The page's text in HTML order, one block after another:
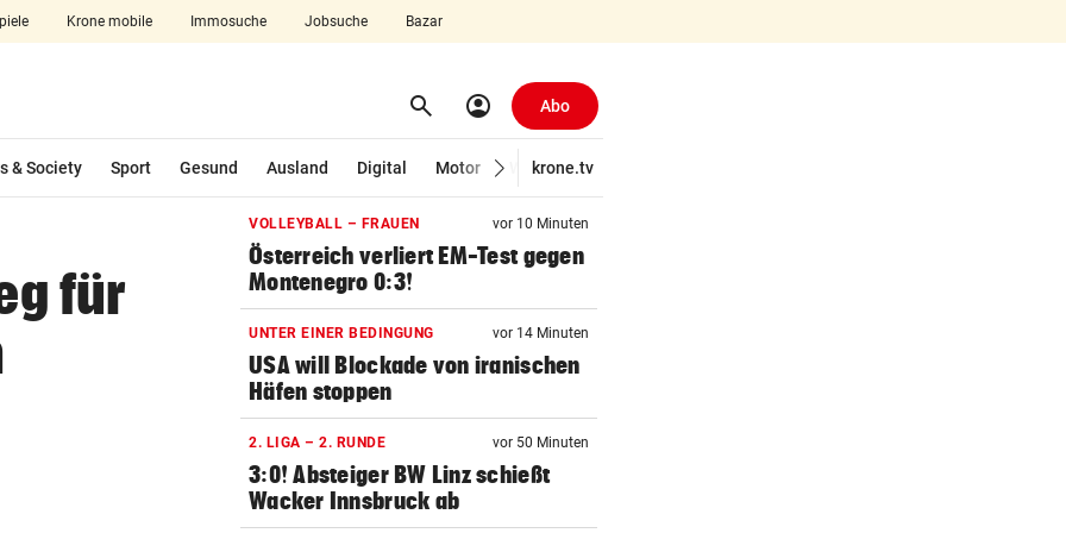
Krone mobile Immosuche Jobsuche Bazar
aufklappen search Suchen
account_circle Abo
& Society Sport Gesund Ausland Digital Motor Wirtschaft
krone.tv
für
VOLLEYBALL – FRAUEN vor 10 Minuten
Österreich verliert EM-Test gegen
Montenegro 0:3!
UNTER EINER BEDINGUNG vor 14 Minuten
USA will Blockade von iranischen
Häfen stoppen
2. LIGA – 2. RUNDE vor 50 Minuten
3:0! Absteiger BW Linz schießt
Wacker Innsbruck ab